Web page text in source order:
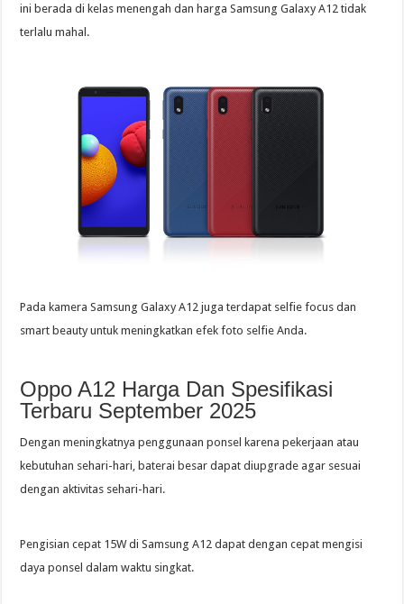
ini berada di kelas menengah dan harga Samsung Galaxy A12 tidak
terlalu mahal.
Pada kamera Samsung Galaxy A12 juga terdapat selfie focus dan
smart beauty untuk meningkatkan efek foto selfie Anda.
Oppo A12 Harga Dan Spesifikasi
Terbaru September 2025
Dengan meningkatnya penggunaan ponsel karena pekerjaan atau
kebutuhan sehari-hari, baterai besar dapat diupgrade agar sesuai
dengan aktivitas sehari-hari.
Pengisian cepat 15W di Samsung A12 dapat dengan cepat mengisi
daya ponsel dalam waktu singkat.